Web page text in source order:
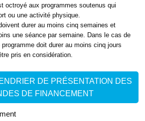
octroyé aux programmes soutenus qui
ou une activité physique.
durer au moins cinq semaines et
une séance par semaine. Dans le cas de
doit durer au moins cinq jours
pris en considération.
DE PRÉSENTATION DES
DE FINANCEMENT